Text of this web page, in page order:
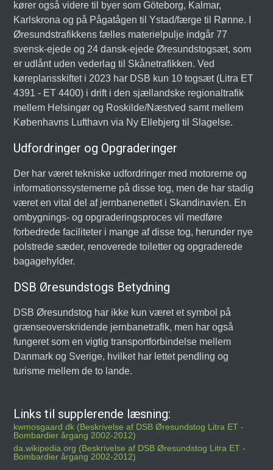
kører også videre til byer som Göteborg, Kalmar,
Karlskrona og på Pågatågen til Ystad/færge til Rønne. I
Øresundstrafikkens fælles materielpulje indgår 77
svensk-ejede og 24 dansk-ejede Øresundstogsæt, som
er udlånt uden vederlag til Skånetrafikken. Ved
køreplansskiftet i 2023 har DSB kun 10 togsæt (Litra ET
4391 - ET 4400) i drift i den sjællandske regionaltrafik
mellem Helsingør og Roskilde/Næstved samt mellem
Københavns Lufthavn via Ny Ellebjerg til Slagelse.
Udfordringer og Opgraderinger
Der har været tekniske udfordringer med motorerne og
informationssystemerne på disse tog, men de har stadig
været en vital del af jernbanenettet i Skandinavien. En
ombygnings- og opgraderingsproces vil medføre
forbedrede faciliteter i mange af disse tog, herunder nye
polstrede sæder, renoverede toiletter og opgraderede
bagagehylder.
DSB Øresundstogs Betydning
DSB Øresundstog har ikke kun været et symbol på
grænseoverskridende jernbanetrafik, men har også
fungeret som en vigtig transportforbindelse mellem
Danmark og Sverige, hvilket har lettet pendling og
turisme mellem de to lande.
Links til supplerende læsning:
kwmosgaard.dk (Beskrivelse af DSB Øresundstog Litra ET -
Bombardier årgang 2002-2012)
da.wikipedia.org (Beskrivelse af DSB Øresundstog Litra ET -
Bombardier årgang 2002-2012)